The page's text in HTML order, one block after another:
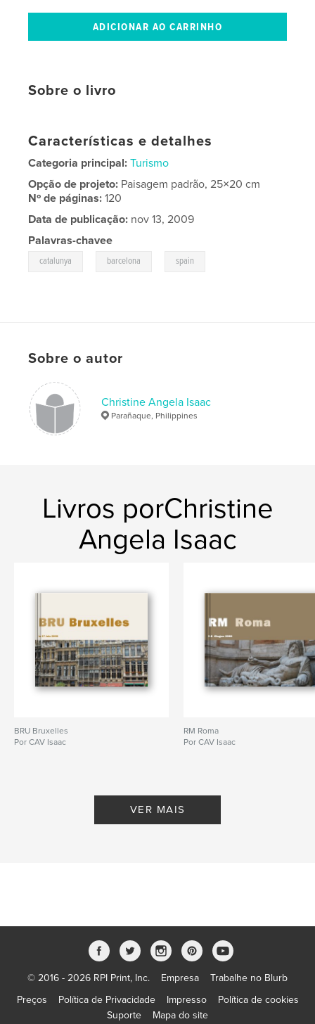
Sobre o livro
Características e detalhes
Categoria principal: Turismo
Opção de projeto: Paisagem padrão, 25×20 cm
Nº de páginas:120
Data de publicação: nov 13, 2009
Palavras-chavee
catalunya barcelona spain
Sobre o autor
Christine Angela Isaac
Parañaque, Philippines
Livros porChristine
Angela Isaac
BRU Bruxelles
Por CAV Isaac
RM Roma
Por CAV Isaac
VER MAIS
© 2016 - 2026 RPI Print, Inc. Empresa
Trabalhe no Blurb
Preços
Política de Privacidade Impresso
Política de cookies
Suporte
Mapa do site